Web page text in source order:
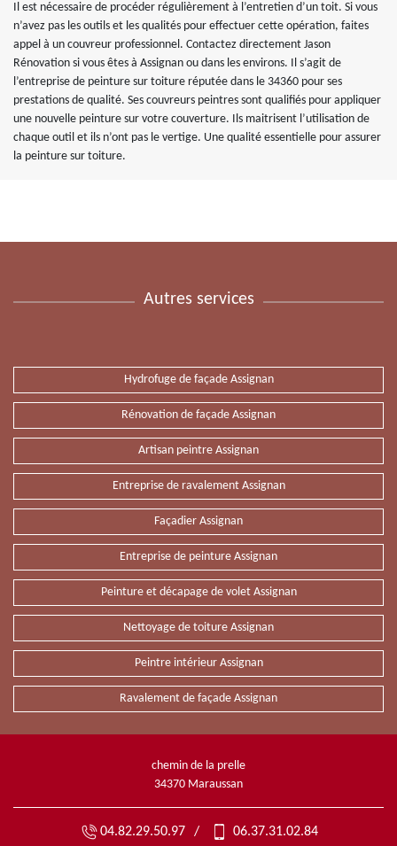
Il est nécessaire de procéder régulièrement à l’entretien d’un toit. Si vous
n’avez pas les outils et les qualités pour effectuer cette opération, faites
appel à un couvreur professionnel. Contactez directement Jason
Rénovation si vous êtes à Assignan ou dans les environs. Il s’agit de
l’entreprise de peinture sur toiture réputée dans le 34360 pour ses
prestations de qualité. Ses couvreurs peintres sont qualifiés pour appliquer
une nouvelle peinture sur votre couverture. Ils maitrisent l’utilisation de
chaque outil et ils n’ont pas le vertige. Une qualité essentielle pour assurer
la peinture sur toiture.
Autres services
Hydrofuge de façade Assignan
Rénovation de façade Assignan
Artisan peintre Assignan
Entreprise de ravalement Assignan
Façadier Assignan
Entreprise de peinture Assignan
Peinture et décapage de volet Assignan
Nettoyage de toiture Assignan
Peintre intérieur Assignan
Ravalement de façade Assignan
chemin de la prelle
34370 Maraussan
04.82.29.50.97 / 06.37.31.02.84